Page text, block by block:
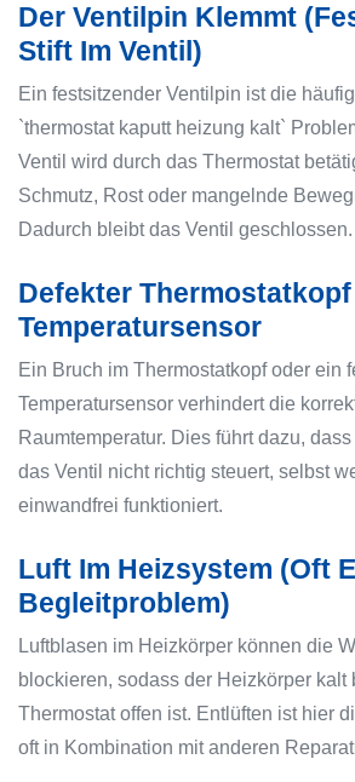
Der Ventilpin Klemmt
Stift Im Ventil)
Ein festsitzender Ventilpin ist die
`thermostat kaputt heizung kalt`
Ventil wird durch das Thermostat
Schmutz, Rost oder mangelnde
Dadurch bleibt das Ventil geschlossen.
Defekter
Temperatursensor
Ein Bruch im Thermostatkopf oder ein
Temperatursensor verhindert die
Raumtemperatur. Dies führt dazu,
das Ventil nicht richtig steuert, selbst
einwandfrei funktioniert.
Luft Im Heizsystem (Oft
Begleitproblem)
Luftblasen im Heizkörper können die
blockieren, sodass der Heizkörper kalt
Thermostat offen ist. Entlüften ist hier
oft in Kombination mit anderen